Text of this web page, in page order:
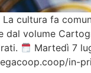
La cultura fa
volume
Martedì 7